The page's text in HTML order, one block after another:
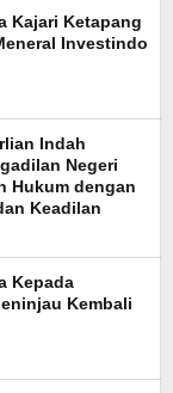
Kajari Ketapang
Investindo
Indah
Negeri
Hukum dengan
Keadilan
Kepada
Kembali